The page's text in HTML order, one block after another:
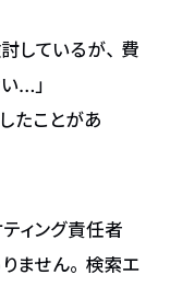
しているが、費
…」
たことがあ
ィング責任者
ません。検索エ